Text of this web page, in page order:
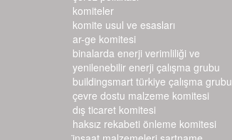
komiteler
komite usul ve esasları
ar-ge komitesi
binalarda enerji verimliliği ve
yenilenebilir enerji çalışma grubu
buildingsmart türkiye çalışma grubu
çevre dostu malzeme komitesi
dış ticaret komitesi
haksız rekabeti önleme komitesi